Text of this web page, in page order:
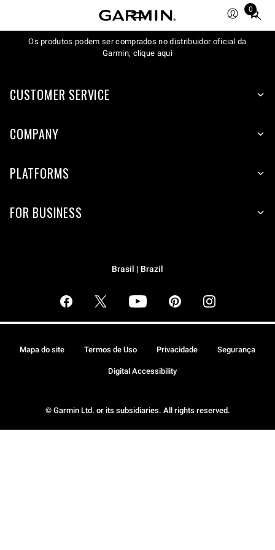
0
Total
items
in
Os produtos podem ser comprados no distribuidor oficial da
Garmin, clique aqui
CUSTOMER SERVICE
COMPANY
PLATFORMS
FOR BUSINESS
Brasil | Brazil
© Garmin Ltd. or its subsidiaries. All rights reserved.
Mapa do site Termos de Uso Privacidade Segurança
Digital Accessibility